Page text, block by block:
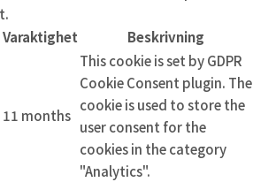
Varaktighet Beskrivning
11 months
This cookie is set by GDPR
Cookie Consent plugin. The
cookie is used to store the
user consent for the
cookies in the category
"Analytics".